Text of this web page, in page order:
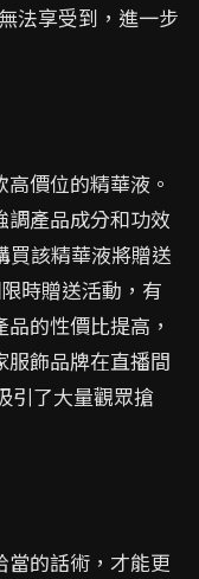
法享受到，進一步
價位的精華液。
調產品成分和功效
買該精華液將贈送
時贈送活動，有
的性價比提高，
服飾品牌在直播間
引了大量觀眾搶
的話術，才能更